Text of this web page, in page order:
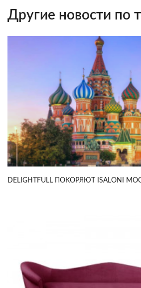
Другие новости по
DELIGHTFULL ПОКОРЯЮТ ISALONI